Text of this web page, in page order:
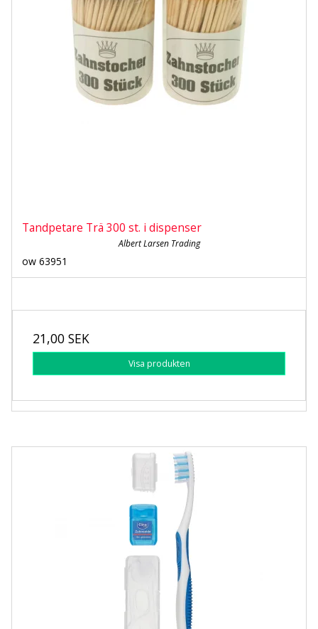
Tandpetare Trä 300 st. i dispenser
Albert Larsen Trading
ow 63951
21,00 SEK
Visa produkten